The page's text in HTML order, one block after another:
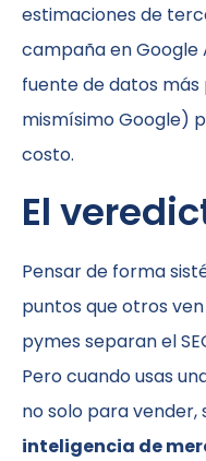
estimaciones de
campaña en Google
fuente de datos
mismísimo Google)
costo.
El
Pensar de forma
puntos que otros
pymes separan el
Pero cuando usas
no solo para vender,
inteligencia de